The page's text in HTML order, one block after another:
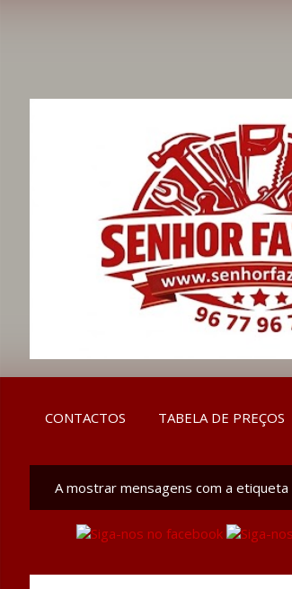
CONTACTOS TABELA DE PREÇOS
s
A mostrar mensagens com a etiqueta